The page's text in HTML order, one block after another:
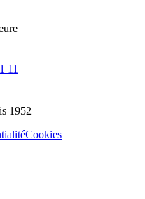
11
1952
Cookies